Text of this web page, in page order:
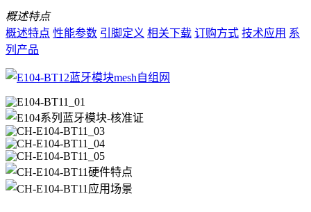
概述特点
概述特点 性能参数 引脚定义 相关下载 订购方式 技术应用 系
列产品